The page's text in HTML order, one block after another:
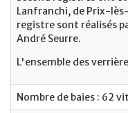
Lanfranchi, de Prix-
registre sont réalisés
André Seurre.
L'ensemble des
Nombre de baies : 62